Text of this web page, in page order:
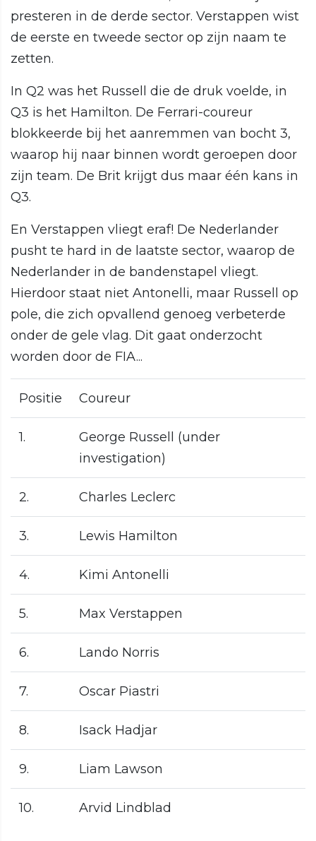
presteren in de derde sector. Verstappen wist
de eerste en tweede sector op zijn naam te
zetten.
In Q2 was het Russell die de druk voelde, in
Q3 is het Hamilton. De Ferrari-coureur
blokkeerde bij het aanremmen van bocht 3,
waarop hij naar binnen wordt geroepen door
zijn team. De Brit krijgt dus maar één kans in
Q3.
En Verstappen vliegt eraf! De Nederlander
pusht te hard in de laatste sector, waarop de
Nederlander in de bandenstapel vliegt.
Hierdoor staat niet Antonelli, maar Russell op
pole, die zich opvallend genoeg verbeterde
onder de gele vlag. Dit gaat onderzocht
worden door de FIA...
Positie Coureur
1.
George Russell (under
investigation)
2. Charles Leclerc
3. Lewis Hamilton
4. Kimi Antonelli
5. Max Verstappen
6. Lando Norris
7. Oscar Piastri
8. Isack Hadjar
9. Liam Lawson
10. Arvid Lindblad